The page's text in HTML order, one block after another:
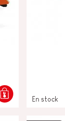
En stock